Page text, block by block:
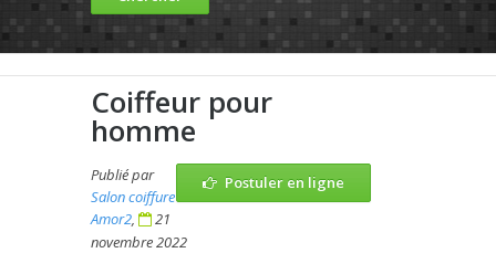
Coiffeur pour
homme
Postuler en ligne
Publié par
Salon coiffure
Amor2,
21
novembre 2022